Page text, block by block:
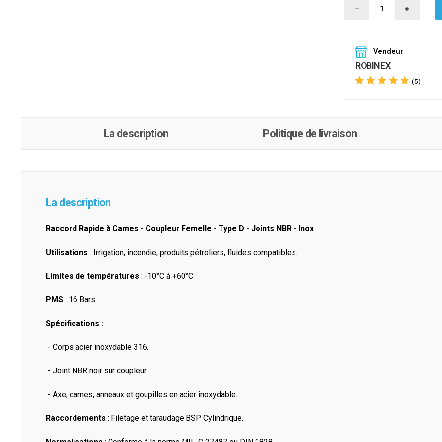
Vendeur
ROBINEX
(5)
La description Politique de livraison
La description
Raccord Rapide à Cames - Coupleur Femelle - Type D - Joints NBR - Inox
Utilisations : Irrigation, incendie, produits pétroliers, fluides compatibles.
Limites de températures : -10°C à +60°C
PMS : 16 Bars.
Spécifications :
- Corps acier inoxydable 316.
- Joint NBR noir sur coupleur.
- Axe, cames, anneaux et goupilles en acier inoxydable.
Raccordements : Filetage et taraudage BSP Cylindrique.